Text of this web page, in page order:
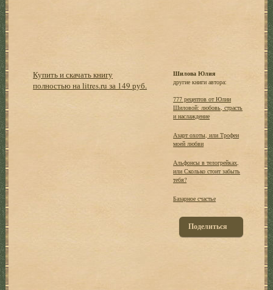
Купить и скачать книгу
полностью на litres.ru за 149 руб.
Шилова Юлия
другие книги автора:
777 рецептов от Юлии
Шиловой: любовь, страсть
и наслаждение
Азарт охоты, или Трофеи
моей любви
Альфонсы в телогрейках,
или Сколько стоит забыть
тебя?
Базарное счастье
Поделиться